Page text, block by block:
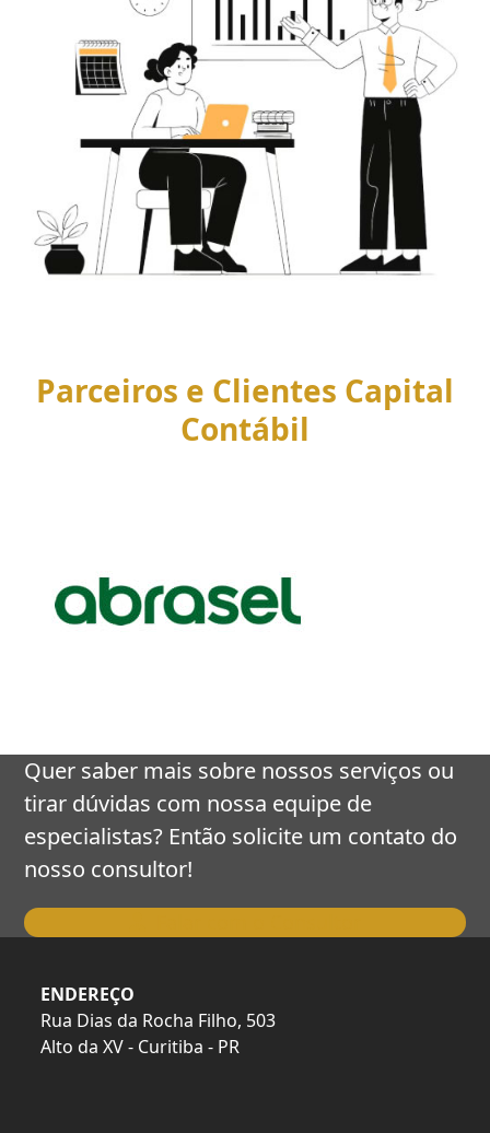
Parceiros e Clientes Capital
Contábil
right
carousel
navigation
buttons
Quer saber mais sobre nossos serviços ou
tirar dúvidas com nossa equipe de
especialistas? Então solicite um contato do
nosso consultor!
ENDEREÇO
Rua Dias da Rocha Filho, 503
Alto da XV - Curitiba - PR